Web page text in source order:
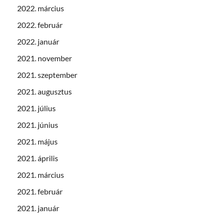
2022. március
2022. február
2022. január
2021. november
2021. szeptember
2021. augusztus
2021. július
2021. június
2021. május
2021. április
2021. március
2021. február
2021. január